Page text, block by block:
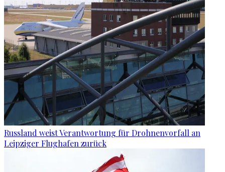
Russland weist Verantwortung für Drohnenvorfall an
Leipziger Flughafen zurück